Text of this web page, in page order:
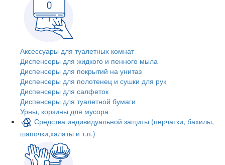
Аксессуары для туалетных комнат
Диспенсеры для жидкого и пенного мыла
Диспенсеры для покрытий на унитаз
Диспенсеры для полотенец и сушки для рук
Диспенсеры для салфеток
Диспенсеры для туалетной бумаги
Урны, корзины для мусора
Средства индивидуальной защиты (перчатки, бахилы,
шапочки,халаты и т.п.)